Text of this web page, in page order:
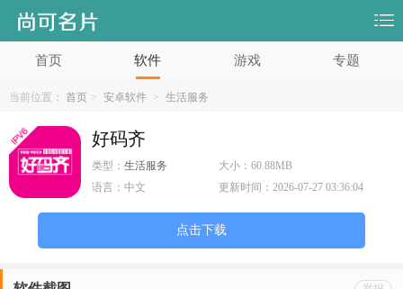
首页 软件 游戏 专题
当前位置： 首页 > 安卓软件 > 生活服务
好码齐
类型： 生活服务 大小：60.88MB
语言： 中文 更新时间：2026-07-27 03:36:04
点击下载